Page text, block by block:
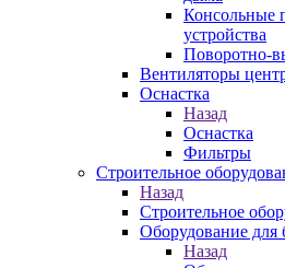
Консольные
устройства
Поворотно-
Вентиляторы
Оснастка
Назад
Оснастка
Фильтры
Строительное
Назад
Строительное
Оборудование для
Назад